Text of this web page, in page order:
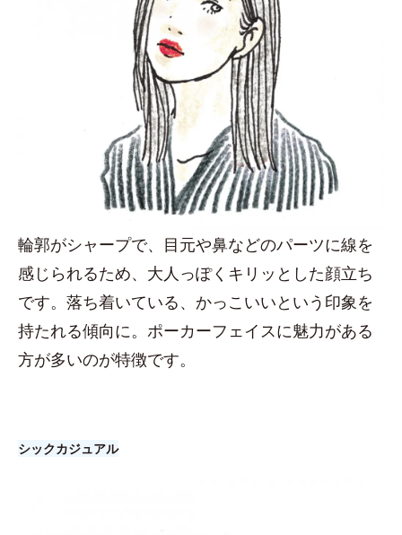
輪郭がシャープで、目元や鼻などのパーツに線を
感じられるため、大人っぽくキリッとした顔立ち
です。落ち着いている、かっこいいという印象を
持たれる傾向に。ポーカーフェイスに魅力がある
方が多いのが特徴です。
シックカジュアル